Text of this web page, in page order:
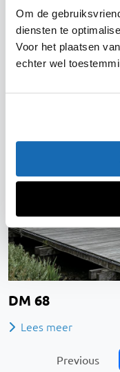
Om de
diensten te
Voor het plaatsen
echter wel
Maia
Lees meer
DM 68
Lees meer
Previous